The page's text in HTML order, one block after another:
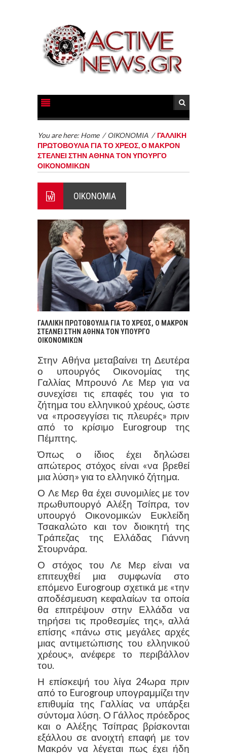
You are here: Home /ΟΙΚΟΝΟΜΙΑ / ΓΑΛΛΙΚΗ
ΠΡΩΤΟΒΟΥΛΙΑ ΓΙΑ ΤΟ ΧΡΕΟΣ, Ο ΜΑΚΡΟΝ
ΣΤΕΛΝΕΙ ΣΤΗΝ ΑΘΗΝΑ ΤΟΝ ΥΠΟΥΡΓΟ
ΟΙΚΟΝΟΜΙΚΩΝ
ΟΙΚΟΝΟΜΙΑ
ΓΑΛΛΙΚΗ ΠΡΩΤΟΒΟΥΛΙΑ ΓΙΑ ΤΟ ΧΡΕΟΣ, Ο ΜΑΚΡΟΝ
ΣΤΕΛΝΕΙ ΣΤΗΝ ΑΘΗΝΑ ΤΟΝ ΥΠΟΥΡΓΟ
ΟΙΚΟΝΟΜΙΚΩΝ
Στην Αθήνα μεταβαίνει τη Δευτέρα
ο υπουργός Οικονομίας της
Γαλλίας Μπρουνό Λε Μερ για να
συνεχίσει τις επαφές του για το
ζήτημα του ελληνικού χρέους, ώστε
να «προσεγγίσει τις πλευρές» πριν
από το κρίσιμο Eurogroup της
Πέμπτης.
Όπως ο ίδιος έχει δηλώσει
απώτερος στόχος είναι «να βρεθεί
μια λύση» για το ελληνικό ζήτημα.
Ο Λε Μερ θα έχει συνομιλίες με τον
πρωθυπουργό Αλέξη Τσίπρα, τον
υπουργό Οικονομικών Ευκλείδη
Τσακαλώτο και τον διοικητή της
Τράπεζας της Ελλάδας Γιάννη
Στουρνάρα.
Ο στόχος του Λε Μερ είναι να
επιτευχθεί μια συμφωνία στο
επόμενο Eurogroup σχετικά με «την
αποδέσμευση κεφαλαίων τα οποία
θα επιτρέψουν στην Ελλάδα να
τηρήσει τις προθεσμίες της», αλλά
επίσης «πάνω στις μεγάλες αρχές
μιας αντιμετώπισης του ελληνικού
χρέους», ανέφερε το περιβάλλον
του.
Η επίσκεψή του λίγα 24ωρα πριν
από το Eurogroup υπογραμμίζει την
επιθυμία της Γαλλίας να υπάρξει
σύντομα λύση. Ο Γάλλος πρόεδρος
και ο Αλέξης Τσίπρας βρίσκονται
εξάλλου σε ανοιχτή επαφή με τον
Μακρόν να λέγεται πως έχει ήδη